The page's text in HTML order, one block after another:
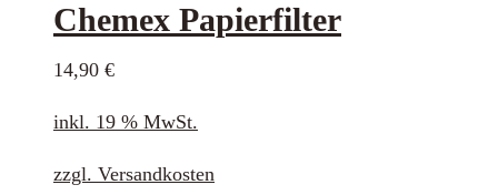
Chemex Papierfilter
14,90 €
inkl. 19 % MwSt.
zzgl. Versandkosten